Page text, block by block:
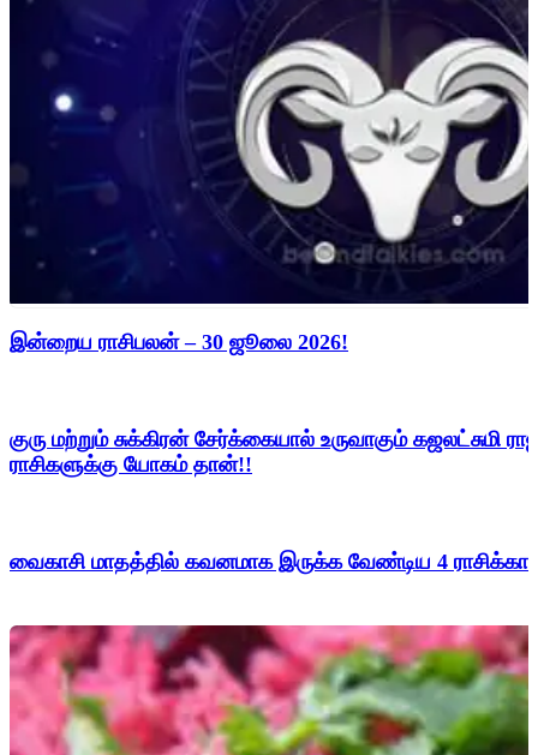
இன்றைய ராசிபலன் – 30 ஜூலை 2026!
குரு மற்றும் சுக்கிரன் சேர்க்கையால் உருவாகும்
ராசிகளுக்கு யோகம் தான்!!
வைகாசி மாதத்தில் கவனமாக இருக்க வேண்டிய 4